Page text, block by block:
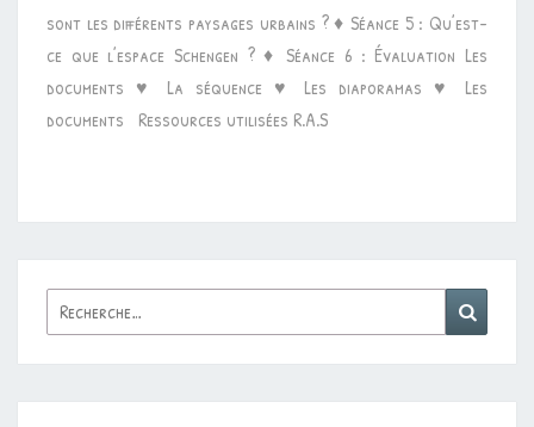
ET
EN
EUROPE
sont les différents paysages urbains ? ♦ Séance 5 : Qu’est-
ce que l’espace Schengen ? ♦ Séance 6 : Évaluation Les
documents ♥ La séquence ♥ Les diaporamas ♥ Les
documents Ressources utilisées R.A.S
Rechercher :